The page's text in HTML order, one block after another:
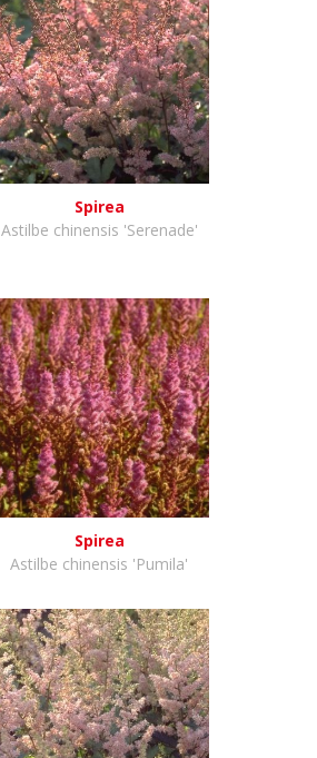
Spirea
Astilbe chinensis 'Serenade'
Spirea
Astilbe chinensis 'Pumila'